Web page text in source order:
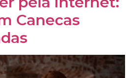
Canecas